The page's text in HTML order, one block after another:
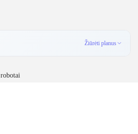
Žiūrėti planus